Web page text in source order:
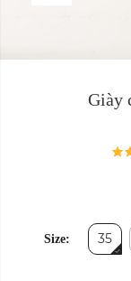
Giày
Size: 35